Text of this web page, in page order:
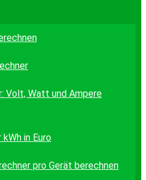
Volt, Watt und Ampere
in Euro
pro Gerät berechnen